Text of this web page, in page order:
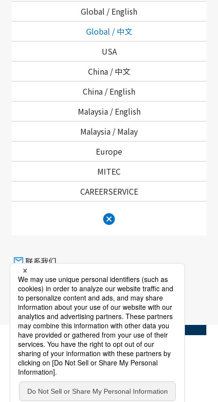
Global / English
Global / 中文
USA
China / 中文
China / English
Malaysia / English
Malaysia / Malay
Europe
MITEC
CAREERSERVICE
联系我们
关闭
G - 企业治理
信息安全与知识产权
返回顶部
可持续发展 G - 企业治理
公司信息
产品信息
新闻室
投资者信息（英語）
可持续发展
招聘信息
关于商标个人信息保护政策服务条款网站地图